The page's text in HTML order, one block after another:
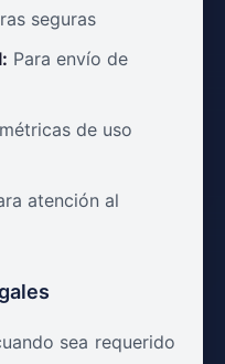
seguras
Para envío de
de uso
atención al
sea requerido